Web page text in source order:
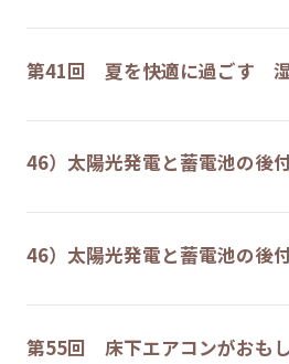
第41回 夏を快適に過ごす
46）太陽光発電と蓄電池の後
46）太陽光発電と蓄電池の後
第55回 床下エアコンがおも